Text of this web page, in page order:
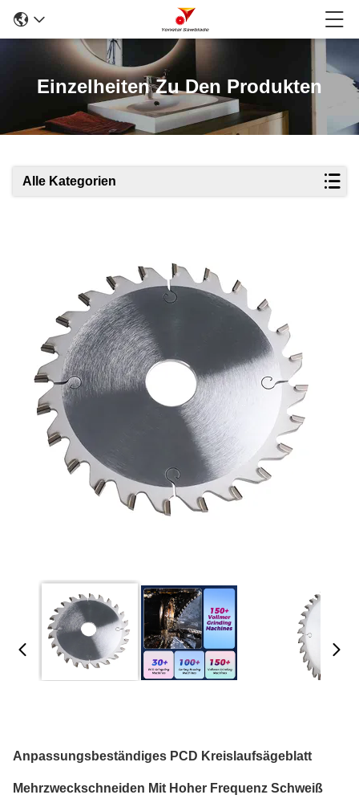
Einzelheiten Zu Den Produkten
Alle Kategorien
Anpassungsbeständiges PCD Kreislaufsägeblatt
Mehrzweckschneiden Mit Hoher Frequenz Schweiß